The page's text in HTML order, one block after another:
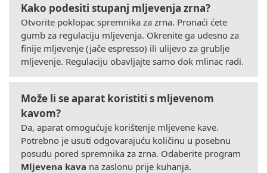
Kako podesiti stupanj mljevenja zrna?
Otvorite poklopac spremnika za zrna. Pronaći ćete
gumb za regulaciju mljevenja. Okrenite ga udesno za
finije mljevenje (jače espresso) ili ulijevo za grublje
mljevenje. Regulaciju obavljajte samo dok mlinac radi.
Može li se aparat koristiti s mljevenom
kavom?
Da, aparat omogućuje korištenje mljevene kave.
Potrebno je usuti odgovarajuću količinu u posebnu
posudu pored spremnika za zrna. Odaberite program
Mljevena kava na zaslonu prije kuhanja.